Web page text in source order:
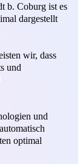
b. Coburg ist es
dargestellt
wir, dass
und
und
optimal